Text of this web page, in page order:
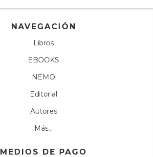
NAVEGACIÓN
Libros
EBOOKS
NEMO
Editorial
Autores
Más...
MEDIOS DE PAGO